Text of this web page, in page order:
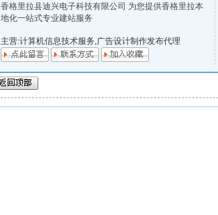
香格里拉县迪兴电子科技有限公司 为您提供香格里拉本
地化一站式专业建站服务
主营:计算机信息技术服务,广告设计制作发布代理